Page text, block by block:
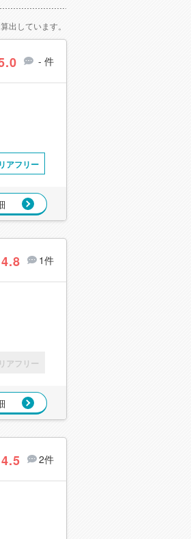
出しています。
- 件
アフリー
4.8 1件
アフリー
4.5 2件